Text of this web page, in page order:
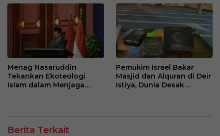
Menag Nasaruddin
Tekankan Ekoteologi
Islam dalam Menjaga
Pemukim Israel Bakar
Masjid dan Alquran di Deir
Istiya, Dunia Desak
Berita Terkait